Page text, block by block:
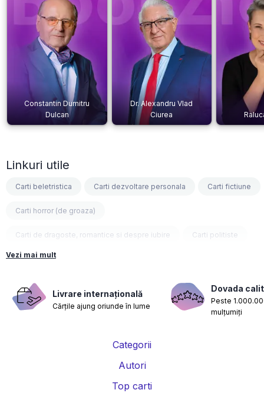
Constantin Dumitru
Dulcan
Dr. Alexandru Vlad
Ciurea
Linkuri utile
Carti beletristica Carti dezvoltare personala Carti fictiune
Carti horror (de groaza)
Carti de dragoste, romantice si despre iubire Carti politiste
Carti fantasy
Carti nutritie, sanatate si de slabit Carti diete
Carti despre sarcina si nastere Carti educatie financiara
Vezi mai mult
Livrare internațională
Cărțile ajung oriunde în lume
Dovada
Peste
mulțumiți
Categorii
Autori
Top carti